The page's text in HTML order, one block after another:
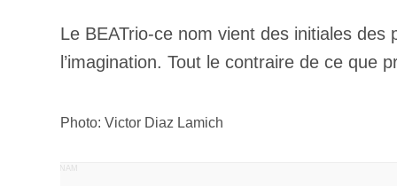
Le BEATrio-ce nom vient des initiales des
l’imagination. Tout le contraire de ce que
Photo: Victor Diaz Lamich
PUBLICITÉ PANAM
Prénom*